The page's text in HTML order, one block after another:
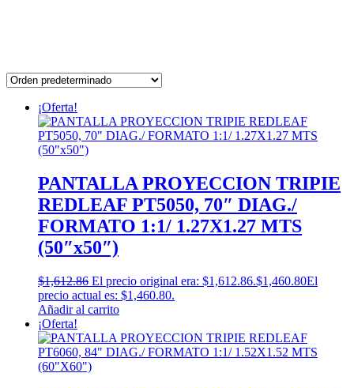
¡Oferta!
PANTALLA PROYECCION TRIPIE
REDLEAF PT5050, 70″ DIAG./
FORMATO 1:1/ 1.27X1.27 MTS
(50″x50″)
$1,612.86 El precio original era: $1,612.86.$1,460.80El
precio actual es: $1,460.80.
Añadir al carrito
¡Oferta!